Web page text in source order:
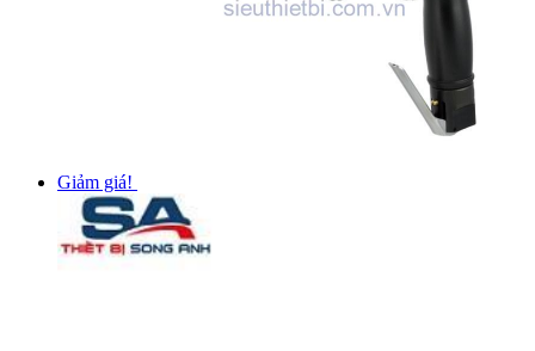
Giảm giá!